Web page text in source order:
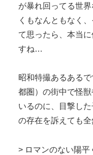
が暴れ回ってる世
くもなんともなく
て思ったら、本当
すね…
昭和特撮あるある
都圏）の街中で怪
いるのに、目撃し
の存在を訴えても
> ロマンのない陽